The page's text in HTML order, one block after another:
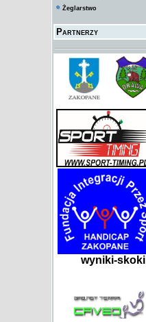
Żeglarstwo
Partnerzy
wyniki-skoki